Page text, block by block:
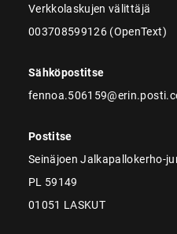
Verkkolaskujen välittäjä
003708599126 (OpenText)
Sähköpostitse
Postitse
Seinäjoen Jalkapallokerho-
PL 59149
01051 LASKUT